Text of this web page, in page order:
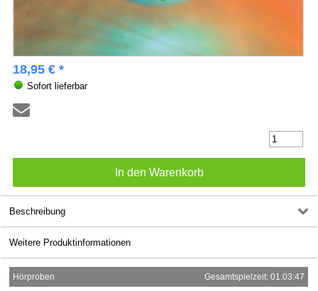
18,95 € *
Sofort lieferbar
Beschreibung
Weitere Produktinformationen
Hörproben Gesamtspielzeit: 01:03:47